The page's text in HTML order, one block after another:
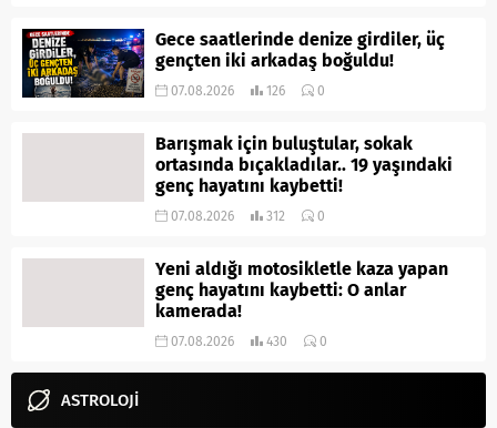
Gece saatlerinde denize girdiler, üç
gençten iki arkadaş boğuldu!
07.08.2026 126 0
Barışmak için buluştular, sokak
ortasında bıçakladılar.. 19 yaşındaki
genç hayatını kaybetti!
07.08.2026 312 0
Yeni aldığı motosikletle kaza yapan
genç hayatını kaybetti: O anlar
kamerada!
07.08.2026 430 0
ASTROLOJİ